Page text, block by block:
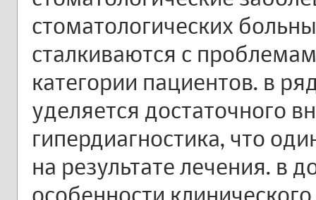
стоматологических
сталкиваются с
категории пациентов. в
уделяется достаточного
гипердиагностика, что
на результате лечения. в
особенности